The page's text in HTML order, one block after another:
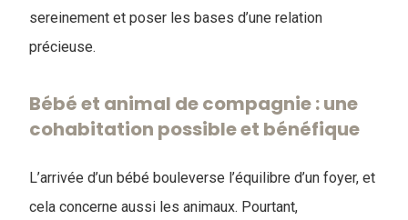
sereinement et poser les bases d’une relation
précieuse.
Bébé et animal de compagnie : une
cohabitation possible et bénéfique
L’arrivée d’un bébé bouleverse l’équilibre d’un foyer, et
cela concerne aussi les animaux. Pourtant,